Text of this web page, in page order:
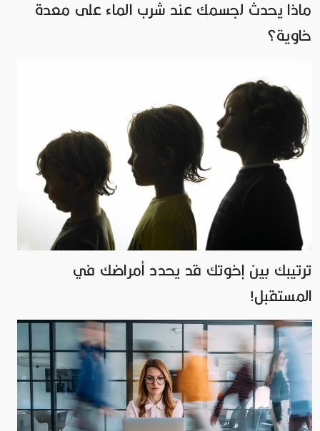
ماذا يحدث لجسمك عند شرب الماء على معدة
خاوية؟
ترتيبك بين إخوتك قد يحدد أمراضك في
المستقبل!